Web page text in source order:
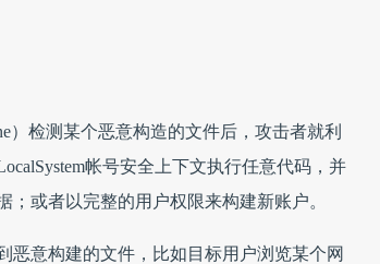
）检测某个恶意构造的文件后，攻击者就利
帐号安全上下文执行任意代码，并
或者以完整的用户权限来构建新账户。
恶意构建的文件，比如目标用户浏览某个网